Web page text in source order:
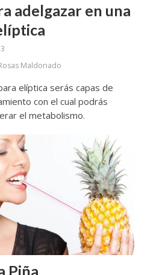
adelgazar en una
Maldonado
elíptica serás capas de
con el cual podrás
el metabolismo.
Piña